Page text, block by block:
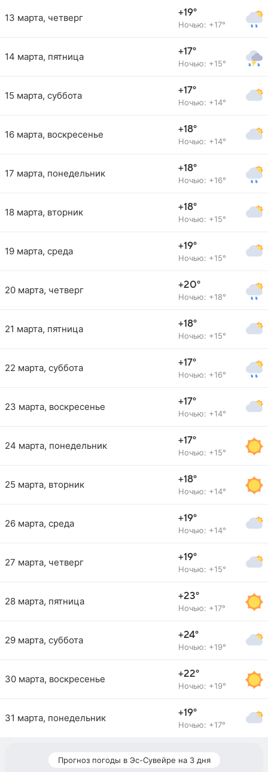
13 марта, четверг +19°
Ночью: +17°
14 марта, пятница +17°
Ночью: +15°
15 марта, суббота +17°
Ночью: +14°
16 марта, воскресенье +18°
Ночью: +14°
17 марта, понедельник +18°
Ночью: +16°
18 марта, вторник +18°
Ночью: +15°
19 марта, среда +19°
Ночью: +15°
20 марта, четверг +20°
Ночью: +18°
21 марта, пятница +18°
Ночью: +15°
22 марта, суббота +17°
Ночью: +16°
23 марта, воскресенье +17°
Ночью: +14°
24 марта, понедельник +17°
Ночью: +15°
25 марта, вторник +18°
Ночью: +14°
26 марта, среда +19°
Ночью: +14°
27 марта, четверг +19°
Ночью: +15°
28 марта, пятница +23°
Ночью: +17°
29 марта, суббота +24°
Ночью: +19°
30 марта, воскресенье +22°
Ночью: +19°
31 марта, понедельник +19°
Ночью: +17°
Прогноз погоды в Эс-Сувейре на 3 дня